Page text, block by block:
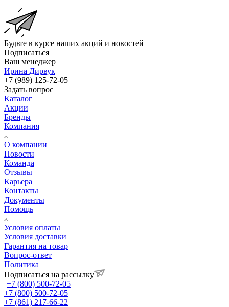
Будьте в курсе наших акций и новостей
Подписаться
Ваш менеджер
Ирина Дирвук
+7 (989) 125-72-05
Задать вопрос
Каталог
Акции
Бренды
Компания
О компании
Новости
Команда
Отзывы
Карьера
Контакты
Документы
Помощь
Условия оплаты
Условия доставки
Гарантия на товар
Вопрос-ответ
Политика
Подписаться на рассылку
+7 (800) 500-72-05
+7 (800) 500-72-05
+7 (861) 217-66-22